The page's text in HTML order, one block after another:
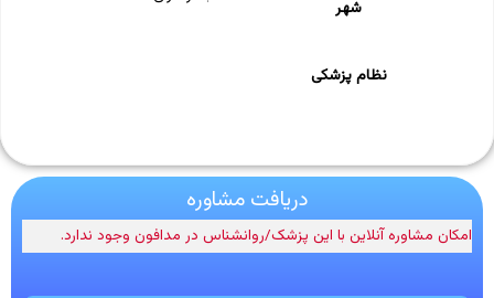
شهر
نظام پزشکی
دریافت مشاوره
امکان مشاوره آنلاین با این پزشک/روانشناس در مدافون وجود ندارد.